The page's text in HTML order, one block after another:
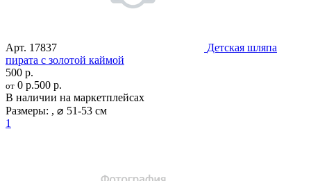
Арт. 17837
Детская шляпа
пирата с золотой каймой
500 р.
от 0 р.500 р.
В наличии на маркетплейсах
Размеры: , ⌀ 51-53 см
1